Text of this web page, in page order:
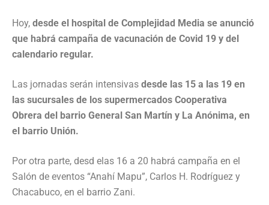
Hoy, desde el hospital de Complejidad Media se anunció
que habrá campaña de vacunación de Covid 19 y del
calendario regular.
Las jornadas serán intensivas desde las 15 a las 19 en
las sucursales de los supermercados Cooperativa
Obrera del barrio General San Martín y La Anónima, en
el barrio Unión.
Por otra parte, desd elas 16 a 20 habrá campaña en el
Salón de eventos “Anahí Mapu”, Carlos H. Rodríguez y
Chacabuco, en el barrio Zani.